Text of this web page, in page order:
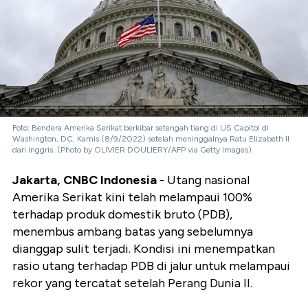
Foto: Bendera Amerika Serikat berkibar setengah tiang di US Capitol di
Washington, DC, Kamis (8/9/2022) setelah meninggalnya Ratu Elizabeth II
dari Inggris. (Photo by OLIVIER DOULIERY/AFP via Getty Images)
Jakarta, CNBC Indonesia - Utang nasional
Amerika Serikat kini telah melampaui 100%
terhadap produk domestik bruto (PDB),
menembus ambang batas yang sebelumnya
dianggap sulit terjadi. Kondisi ini menempatkan
rasio utang terhadap PDB di jalur untuk melampaui
rekor yang tercatat setelah Perang Dunia II.